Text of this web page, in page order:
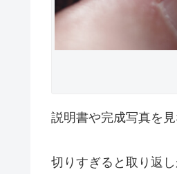
説明書や完成写真を
切りすぎると取り返